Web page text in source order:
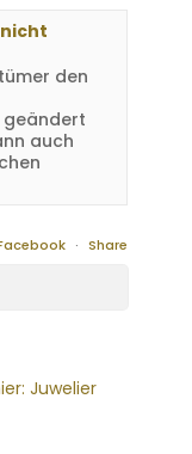
den
geändert
auch
· Share
Juwelier